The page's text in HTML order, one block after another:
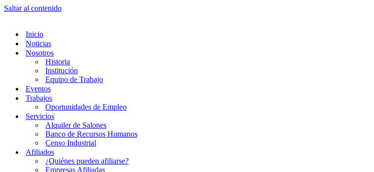
Saltar al contenido
Inicio
Noticias
Nosotros
Historia
Institución
Equipo de Trabajo
Eventos
Trabajos
Oportunidades de Empleo
Servicios
Alquiler de Salones
Banco de Recursos Humanos
Censo Industrial
Afiliados
¿Quiénes pueden afiliarse?
Empresas Afiliadas